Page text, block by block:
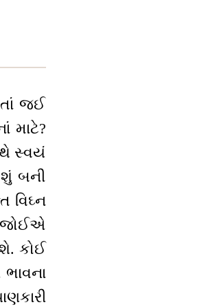
જઈ
માટે?
સ્વયં
બની
વિઘ્ન
જોઈએ
કોઈ